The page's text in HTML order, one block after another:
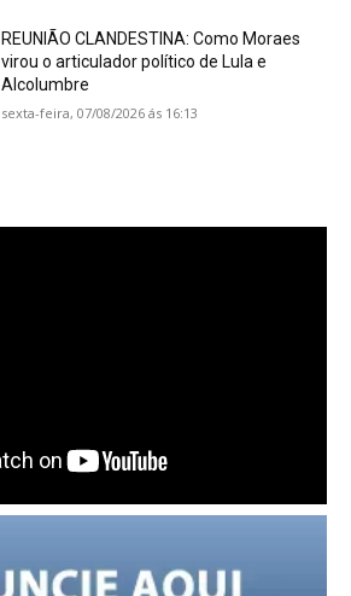
REUNIÃO CLANDESTINA: Como Moraes
virou o articulador político de Lula e
Alcolumbre
sexta-feira, 07/08/2026 ás 16:13